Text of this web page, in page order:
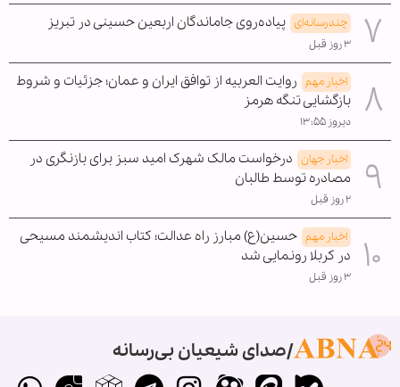
چندرسانه‌ای پیاده‌روی جاماندگان اربعین حسینی در تبریز
۳ روز قبل
اخبار مهم روایت العربیه از توافق ایران و عمان؛ جزئیات و شروط
بازگشایی تنگه هرمز
دیروز ۱۳:۵۵
اخبار جهان درخواست مالک شهرک امید سبز برای بازنگری در
مصادره توسط طالبان
۲ روز قبل
اخبار مهم حسین(ع) مبارز راه عدالت؛ کتاب اندیشمند مسیحی
در کربلا رونمایی شد
۳ روز قبل
صدای شیعیان بی‌رسانه